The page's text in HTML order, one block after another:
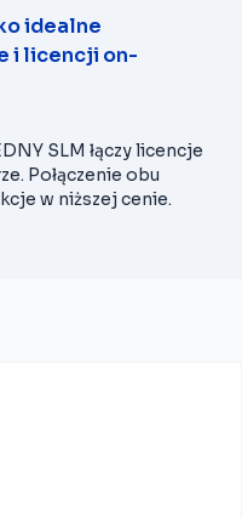
idealne
i licencji on-
SLM łączy licencje
Połączenie obu
w niższej cenie.